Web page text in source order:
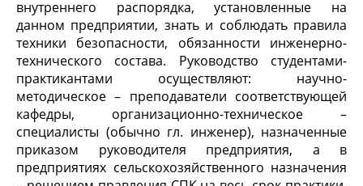
внутреннего распорядка, установленные на
данном предприятии, знать и соблюдать правила
техники безопасности, обязанности инженерно-
технического состава. Руководство студентами-
практикантами осуществляют: научно-
методическое – преподаватели соответствующей
кафедры, организационно-техническое –
специалисты (обычно гл. инженер), назначенные
приказом руководителя предприятия, а в
предприятиях сельскохозяйственного назначения